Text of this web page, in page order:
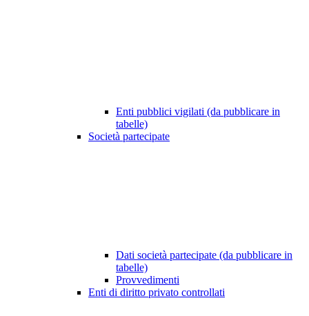
Enti pubblici vigilati (da pubblicare in
tabelle)
Società partecipate
Dati società partecipate (da pubblicare in
tabelle)
Provvedimenti
Enti di diritto privato controllati